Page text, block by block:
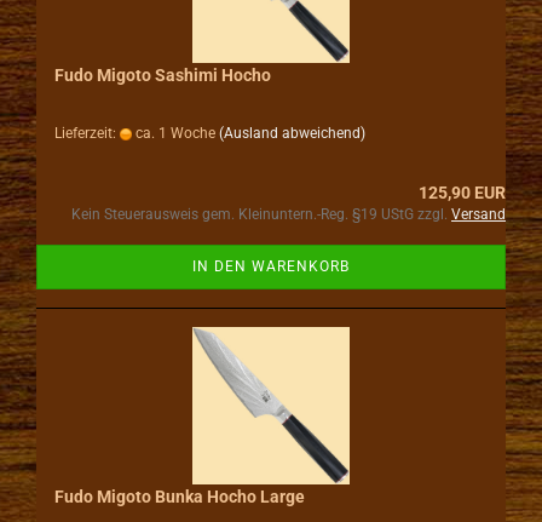
Fudo Migoto Sashimi Hocho
Lieferzeit: ca. 1 Woche (Ausland abweichend)
125,90 EUR
Kein Steuerausweis gem. Kleinuntern.-Reg. §19 UStG zzgl. Versand
IN DEN WARENKORB
Fudo Migoto Bunka Hocho Large